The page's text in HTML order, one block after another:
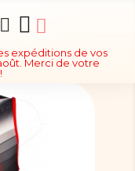
expéditions de vos
Merci de votre